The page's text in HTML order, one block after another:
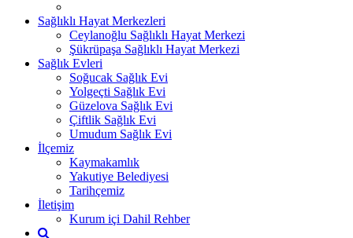
Sağlıklı Hayat Merkezleri
Ceylanoğlu Sağlıklı Hayat Merkezi
Şükrüpaşa Sağlıklı Hayat Merkezi
Sağlık Evleri
Soğucak Sağlık Evi
Yolgeçti Sağlık Evi
Güzelova Sağlık Evi
Çiftlik Sağlık Evi
Umudum Sağlık Evi
İlçemiz
Kaymakamlık
Yakutiye Belediyesi
Tarihçemiz
İletişim
Kurum içi Dahil Rehber